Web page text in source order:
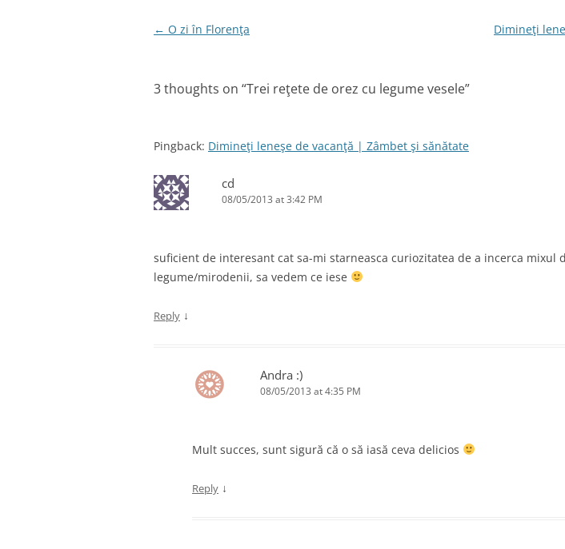
o
k
Post
← O zi în Florenţa Dimineţi
3 thoughts on “Trei reţete de orez cu legume vesele”
Pingback: Dimineţi leneşe de vacanţă | Zâmbet şi sănătate
cd
08/05/2013 at 3:42 PM
suficient de interesant cat sa-mi starneasca curiozitatea de a incerca mixul
legume/mirodenii, sa vedem ce iese
Reply ↓
Andra :)
08/05/2013 at 4:35 PM
Mult succes, sunt sigură că o să iasă ceva delicios
Reply ↓